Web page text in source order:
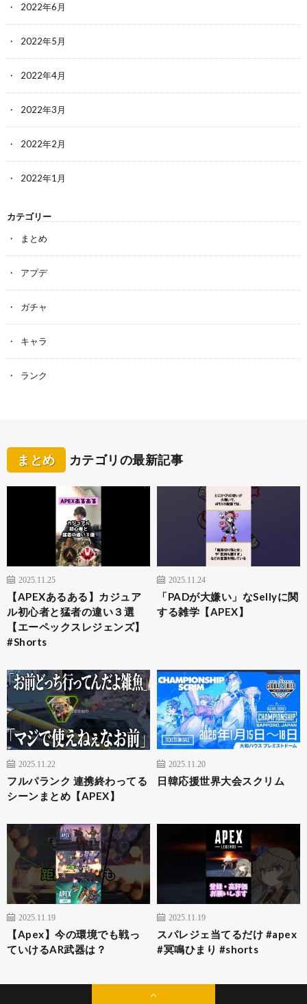
2022年6月
2022年5月
2022年4月
2022年3月
2022年2月
2022年1月
カテゴリー
まとめ
アプデ
ガチャ
キャラ
ランク
まとめ カテゴリの最新記事
2025.11.25
【APEXあるある】カジュア
ル初心者と猛者の違い３選
【エーペックスレジェンズ】
#Shorts
2025.11.24
「PADが大嫌い」なSellyに関
する雑学【APEX】
2025.11.22
フルパランク 連携終わってる
シーンまとめ【APEX】
2025.11.20
日韓応援世界大会スクリム
2025.11.19
【Apex】今の環境でも戦っ
ていけるAR武器は？
2025.11.19
スパレジェ当てるだけ #apex
#冥鳴ひまり #shorts